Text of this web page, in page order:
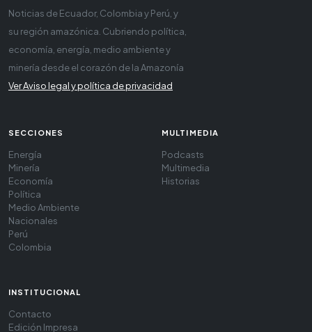
Noticias de Ecuador, Colombia y Perú, y
su región amazónica. Cubriendo política,
economía, energía, medio ambiente y
minería desde el corazón de la Amazonía
Ver Aviso legal y política de privacidad
SECCIONES
Energía
Minería
Economía
Política
Medio Ambiente
Nacionales
Perú
Colombia
MULTIMEDIA
Podcasts
Multimedia
Historias
INSTITUCIONAL
Contacto
Edición Impresa